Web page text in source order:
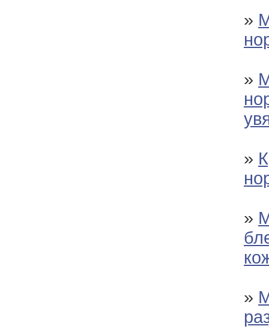
»
»
»
»
»